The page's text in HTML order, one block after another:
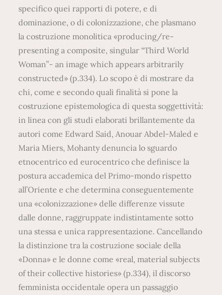
specifico quei rapporti di potere, e di
dominazione, o di colonizzazione, che plasmano
la costruzione monolitica «producing/re-
presenting a composite, singular “Third World
Woman”- an image which appears arbitrarily
constructed» (p.334). Lo scopo è di mostrare da
chi, come e secondo quali finalità si pone la
costruzione epistemologica di questa soggettività:
in linea con gli studi elaborati brillantemente da
autori come Edward Said, Anouar Abdel-Maled e
Maria Miers, Mohanty denuncia lo sguardo
etnocentrico ed eurocentrico che definisce la
postura accademica del Primo-mondo rispetto
all’Oriente e che determina conseguentemente
una «colonizzazione» delle differenze vissute
dalle donne, raggruppate indistintamente sotto
una stessa e unica rappresentazione. Cancellando
la distinzione tra la costruzione sociale della
«Donna» e le donne come «real, material subjects
of their collective histories» (p.334), il discorso
femminista occidentale opera un passaggio